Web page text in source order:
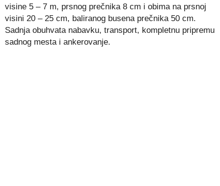
visine 5 – 7 m, prsnog prečnika 8 cm i obima na prsnoj
visini 20 – 25 cm, baliranog busena prečnika 50 cm.
Sadnja obuhvata nabavku, transport, kompletnu pripremu
sadnog mesta i ankerovanje.